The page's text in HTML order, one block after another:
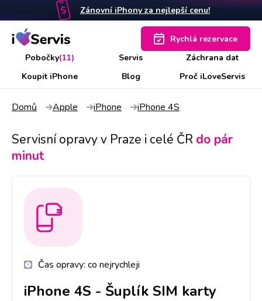
Zánovní iPhony za nejlepší cenu!
Pobočky(11) Servis
Záchrana dat
Koupit iPhone
Blog Proč iLoveServis
Rychlá rezervace
Domů Apple iPhone iPhone 4S
Servisní opravy v Praze i celé ČR do pár
minut
Čas opravy: co nejrychleji
iPhone 4S - Šuplík SIM karty